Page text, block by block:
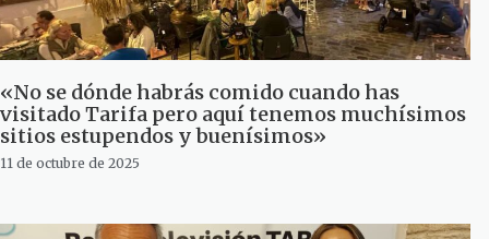
«No se dónde habrás comido cuando has
visitado Tarifa pero aquí tenemos muchísimos
sitios estupendos y buenísimos»
11 de octubre de 2025